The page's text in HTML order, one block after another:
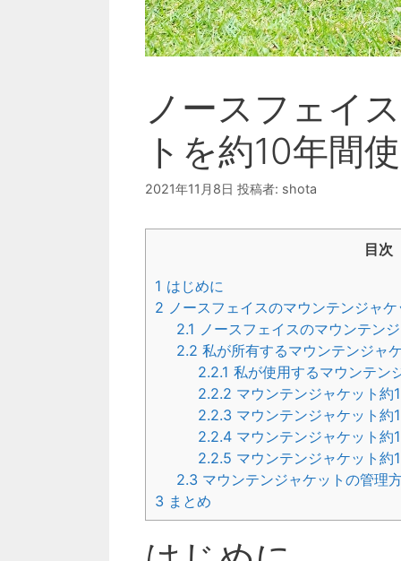
ノースフェイ
トを約10年間
2021年11月8日 投稿者: shota
目次
1 はじめに
2 ノースフェイスのマウンテンジャ
2.1 ノースフェイスのマウンテン
2.2 私が所有するマウンテンジャ
2.2.1 私が使用するマウンテン
2.2.2 マウンテンジャケット約
2.2.3 マウンテンジャケット
2.2.4 マウンテンジャケット
2.2.5 マウンテンジャケット約
2.3 マウンテンジャケットの管理
3 まとめ